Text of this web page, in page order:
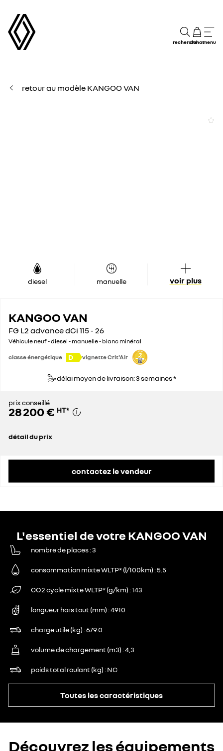
rechercheachatmenu
retour au modèle KANGOO VAN
diesel manuelle voir plus
KANGOO VAN
FG L2 advance dCi 115 - 26
Véhicule neuf - diesel - manuelle - blanc minéral
classe énergétique D vignette Crit'Air
délai moyen de livraison: 3 semaines *
prix conseillé
28 200 € HT*
détail du prix
contactez le vendeur
L'essentiel de votre KANGOO VAN
nombre de places 3
consommation mixte WLTP* (l/100km) 5.5
CO2 cycle mixte WLTP* (g/km) 143
longueur hors tout (mm) 4910
charge utile (kg) 679.0
volume de chargement (m3) 4,3
poids total roulant (kg) NC
Toutes les caractéristiques
Découvrez les équipements